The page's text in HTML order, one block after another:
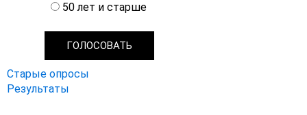
а 50 лет и старше
Старые опросы
Результаты